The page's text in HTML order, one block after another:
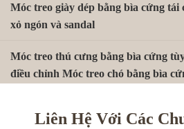
Móc treo giày dép bằng bìa cứng tái
xỏ ngón và sandal
Móc treo thú cưng bằng bìa cứng
điều chỉnh Móc treo chó bằng bìa
tùy chỉnh FSC
Liên Hệ Với Các